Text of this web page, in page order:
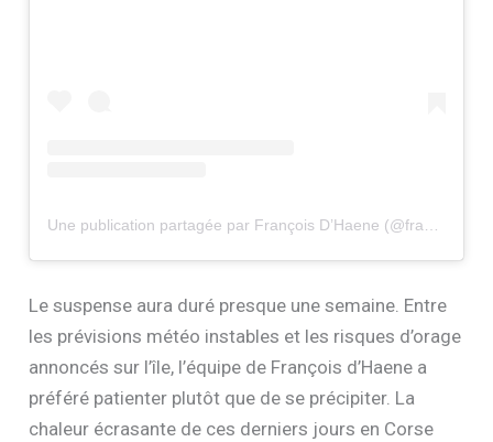
Le suspense aura duré presque une semaine. Entre
les prévisions météo instables et les risques d’orage
annoncés sur l’île, l’équipe de François d’Haene a
préféré patienter plutôt que de se précipiter. La
chaleur écrasante de ces derniers jours en Corse